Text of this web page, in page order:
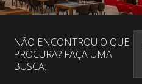
NÃO ENCONTROU O QUE
PROCURA? FAÇA UMA
BUSCA: